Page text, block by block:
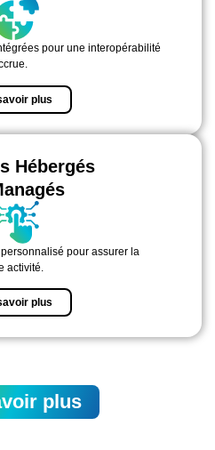
pour une interopérabilité
plus
Hébergés
pour assurer la
activité.
plus
plus